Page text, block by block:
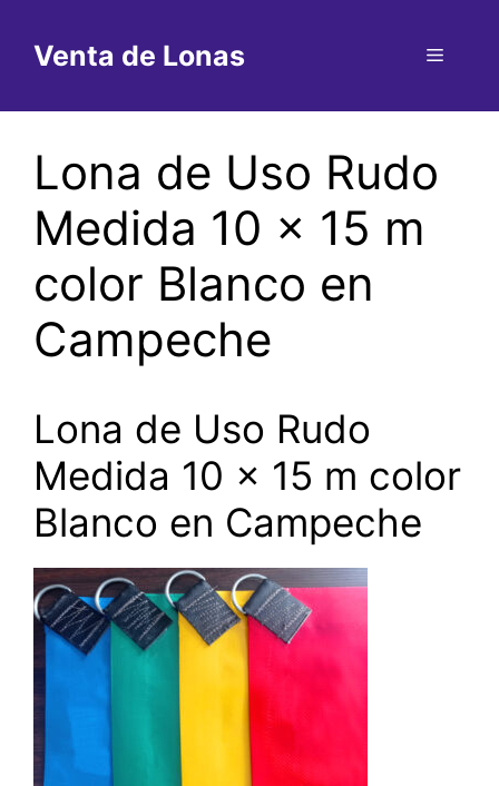
contenido
Venta de Lonas Menú
Lona de Uso Rudo
Medida 10 x 15 m
color Blanco en
Campeche
Lona de Uso Rudo
Medida 10 x 15 m color
Blanco en Campeche